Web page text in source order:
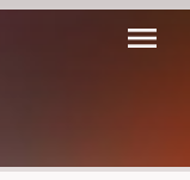
menu